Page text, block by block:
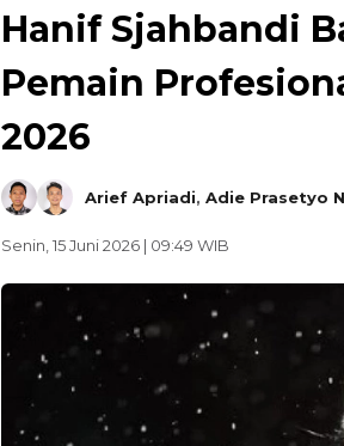
Hanif Sjahbandi
Pemain
2026
Arief Apriadi, Adie Prasetyo
Senin, 15 Juni 2026 | 09:49 WIB